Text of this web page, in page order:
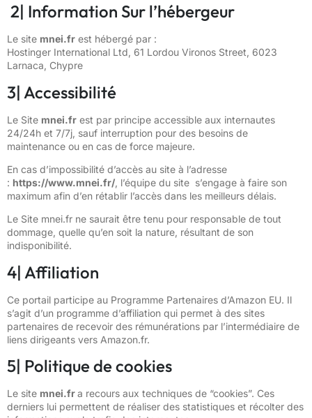
2| Information Sur l’hébergeur
Le site mnei.fr est hébergé par :
Hostinger International Ltd, 61 Lordou Vironos Street, 6023
Larnaca, Chypre
3| Accessibilité
Le Site mnei.fr est par principe accessible aux internautes
24/24h et 7/7j, sauf interruption pour des besoins de
maintenance ou en cas de force majeure.
En cas d’impossibilité d’accès au site à l’adresse
: https://www.mnei.fr/ , l’équipe du site s’engage à faire son
maximum afin d’en rétablir l’accès dans les meilleurs délais.
Le Site mnei.fr ne saurait être tenu pour responsable de tout
dommage, quelle qu’en soit la nature, résultant de son
indisponibilité.
4| Affiliation
Ce portail participe au Programme Partenaires d’Amazon EU. Il
s’agit d’un programme d’affiliation qui permet à des sites
partenaires de recevoir des rémunérations par l’intermédiaire de
liens dirigeants vers Amazon.fr.
5| Politique de cookies
Le site mnei.fra recours aux techniques de “cookies”. Ces
derniers lui permettent de réaliser des statistiques et récolter des